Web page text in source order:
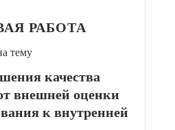
РАБОТА
тему
качества
внешней оценки
к внутренней